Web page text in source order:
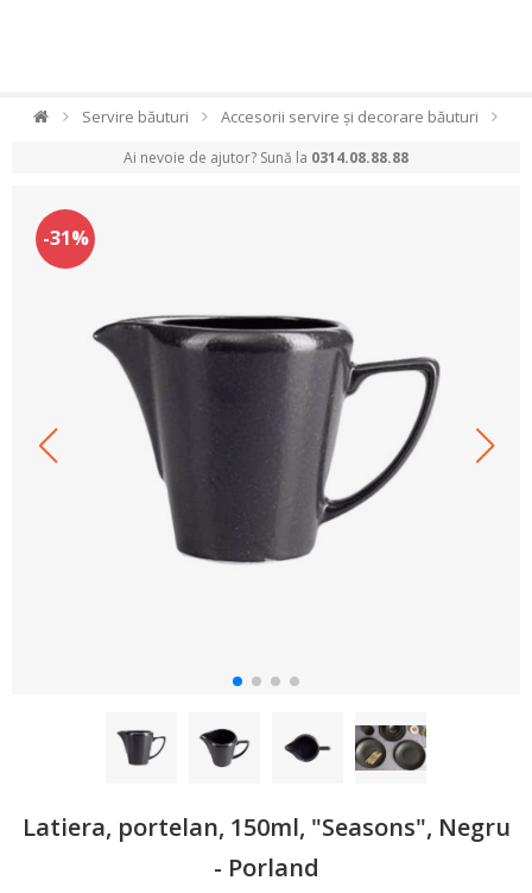
Servire băuturi Accesorii servire și decorare băuturi
Ai nevoie de ajutor? Sună la 0314.08.88.88
-31%
Latiera, portelan, 150ml, "Seasons", Negru
- Porland